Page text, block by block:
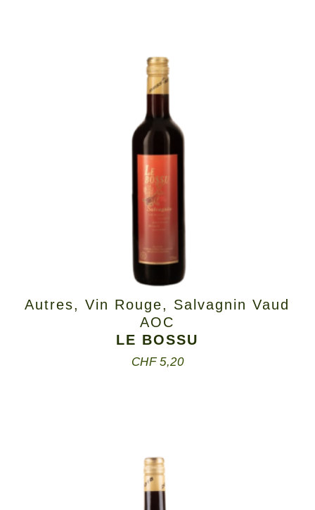
Autres,Vin Rouge, Salvagnin Vaud
AOC
LE BOSSU
CHF5,20